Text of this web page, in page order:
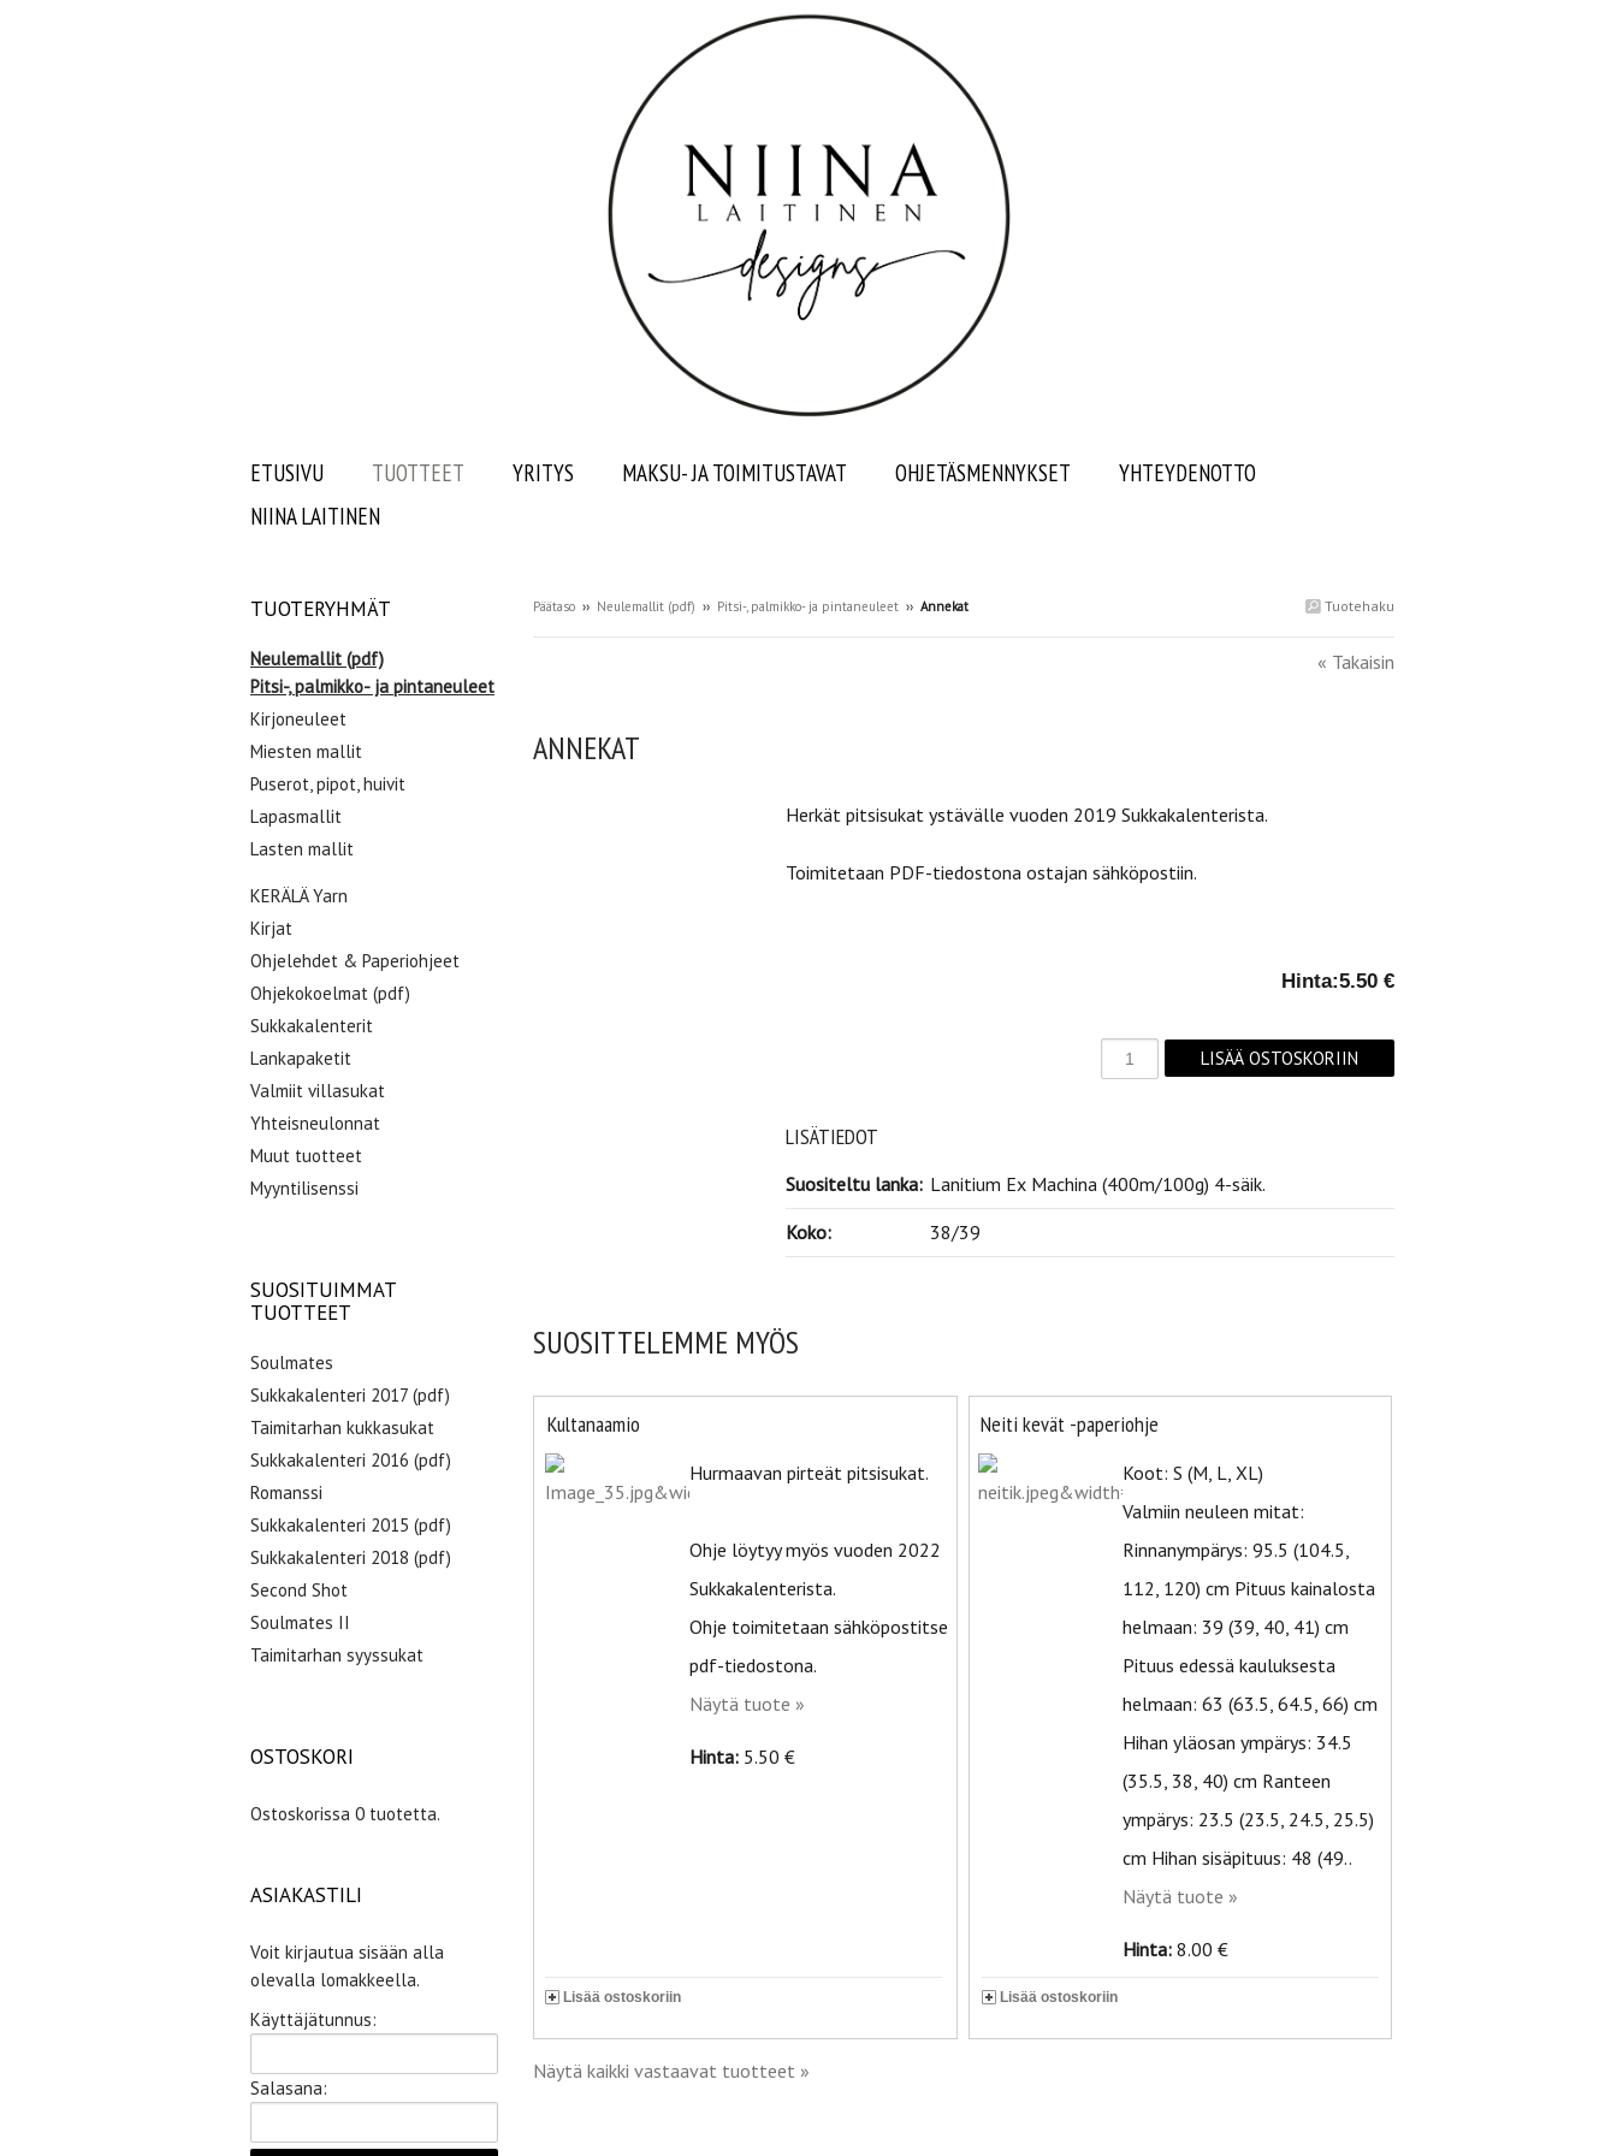
ETUSIVU TUOTTEET YRITYS MAKSU- JA TOIMITUSTAVAT OHJETÄSMENNYKSET
YHTEYDENOTTO
NIINA LAITINEN
Tuotehaku
Päätaso ›› Neulemallit (pdf) ›› Pitsi-, palmikko- ja pintaneuleet ›› Annekat
« Takaisin
ANNEKAT
Herkät pitsisukat ystävälle vuoden 2019 Sukkakalenterista.
Toimitetaan PDF-tiedostona ostajan sähköpostiin.
Hinta:5.50 €
LISÄTIEDOT
Suositeltu lanka: Lanitium Ex Machina (400m/100g) 4-säik.
Koko:
38/39
SUOSITTELEMME MYÖS
Kultanaamio
Hurmaavan pirteät pitsisukat.
Ohje löytyy myös vuoden 2022
Sukkakalenterista.
Ohje toimitetaan sähköpostitse
pdf-tiedostona.
Näytä tuote »
Hinta: 5.50 €
Lisää ostoskoriin
Neiti kevät -paperiohje
Koot: S (M, L, XL)
Valmiin neuleen mitat:
Rinnanympärys: 95.5 (104.5,
112, 120) cm Pituus kainalosta
helmaan: 39 (39, 40, 41) cm
Pituus edessä kauluksesta
helmaan: 63 (63.5, 64.5, 66) cm
Hihan yläosan ympärys: 34.5
(35.5, 38, 40) cm Ranteen
ympärys: 23.5 (23.5, 24.5, 25.5)
cm Hihan sisäpituus: 48 (49..
Näytä tuote »
Hinta:8.00 €
Lisää ostoskoriin
Näytä kaikki vastaavat tuotteet »
TUOTERYHMÄT
Neulemallit (pdf)
Pitsi-, palmikko- ja pintaneuleet
Kirjoneuleet
Miesten mallit
Puserot, pipot, huivit
Lapasmallit
Lasten mallit
KERÄLÄ Yarn
Kirjat
Ohjelehdet & Paperiohjeet
Ohjekokoelmat (pdf)
Sukkakalenterit
Lankapaketit
Valmiit villasukat
Yhteisneulonnat
Muut tuotteet
Myyntilisenssi
SUOSITUIMMAT
TUOTTEET
Soulmates
Sukkakalenteri 2017 (pdf)
Taimitarhan kukkasukat
Sukkakalenteri 2016 (pdf)
Romanssi
Sukkakalenteri 2015 (pdf)
Sukkakalenteri 2018 (pdf)
Second Shot
Soulmates II
Taimitarhan syyssukat
OSTOSKORI
Ostoskorissa 0 tuotetta.
ASIAKASTILI
Voit kirjautua sisään alla
olevalla lomakkeella.
Käyttäjätunnus:
Salasana: